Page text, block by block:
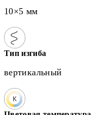
10×5 мм
Тип изгиба
вертикальный